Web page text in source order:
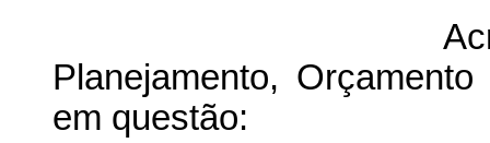
Acrescenta,
Planejamento,
em questão: